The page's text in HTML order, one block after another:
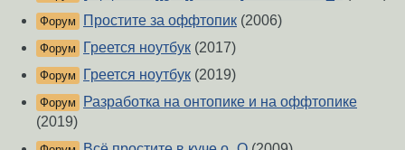
Форум Простите за оффтопик (2006)
Форум Греется ноутбук (2017)
Форум Греется ноутбук (2019)
Форум
Разработка на онтопике и на оффтопике
(2019)